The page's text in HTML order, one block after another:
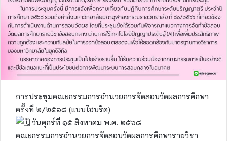
การประชุมคณะกรรมการอำนวยการจัดสอบวัดผลการศึกษา
ครั้งที่ ๒/๒๕๖๘ (แบบไฮบริด)
วันศุกร์ที่ ๑๕ สิงหาคม พ.ศ. ๒๕๖๘
คณะกรรมการอำนวยการจัดสอบวัดผลการศึกษารายวิชา